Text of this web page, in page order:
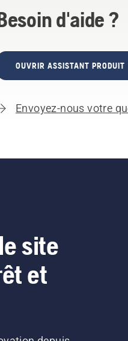
d'aide ?
OUVRIR ASSISTANT PRODUIT
Envoyez-nous votre
site
et